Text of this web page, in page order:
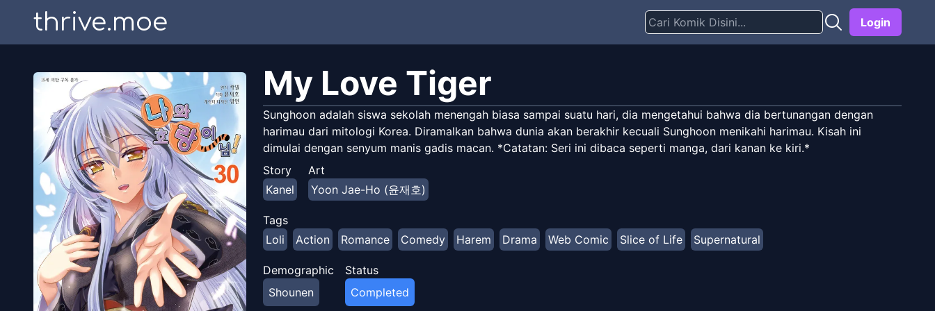
thrive.moe Login
My Love Tiger
Sunghoon adalah siswa sekolah menengah biasa sampai suatu hari, dia mengetahui bahwa dia bertunangan dengan
harimau dari mitologi Korea. Diramalkan bahwa dunia akan berakhir kecuali Sunghoon menikahi harimau. Kisah ini
dimulai dengan senyum manis gadis macan. *Catatan: Seri ini dibaca seperti manga, dari kanan ke kiri.*
Story
Kanel
Art
Yoon Jae-Ho (윤재호)
Tags
Loli
Action Romance Comedy Harem Drama Web Comic Slice of Life Supernatural
Demographic
Shounen
Status
Completed